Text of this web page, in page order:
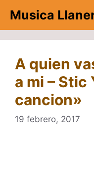
contenido
Musica
A quien
a mi – Stic
cancion»
19 febrero, 2017